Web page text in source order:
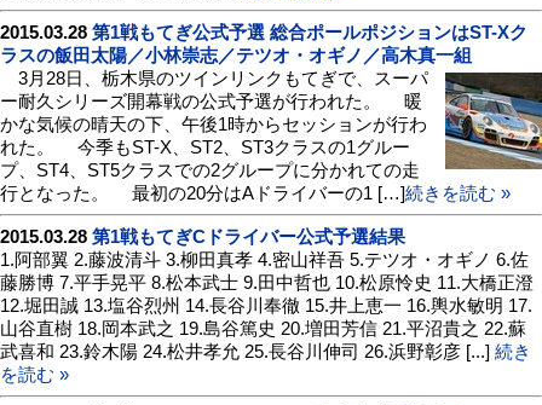
2015.03.28 第1戦もてぎ公式予選 総合ポールポジションはST-Xク
ラスの飯田太陽／小林崇志／テツオ・オギノ／高木真一組
3月28日、栃木県のツインリンクもてぎで、スーパ
ー耐久シリーズ開幕戦の公式予選が行われた。 暖
かな気候の晴天の下、午後1時からセッションが行わ
れた。 今季もST-X、ST2、ST3クラスの1グルー
プ、ST4、ST5クラスでの2グループに分かれての走
行となった。 最初の20分はAドライバーの1 […]続きを読む »
2015.03.28 第1戦もてぎCドライバー公式予選結果
1.阿部翼 2.藤波清斗 3.柳田真孝 4.密山祥吾 5.テツオ・オギノ 6.佐
藤勝博 7.平手晃平 8.松本武士 9.田中哲也 10.松原怜史 11.大橋正澄
12.堀田誠 13.塩谷烈州 14.長谷川奉徹 15.井上恵一 16.輿水敏明 17.
山谷直樹 18.岡本武之 19.島谷篤史 20.増田芳信 21.平沼貴之 22.蘇
武喜和 23.鈴木陽 24.松井孝允 25.長谷川伸司 26.浜野彰彦 [...] 続き
を読む »